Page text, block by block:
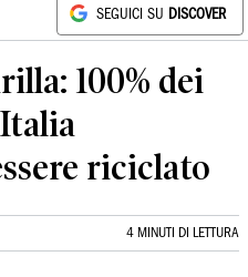
SEGUICI SU DISCOVER
100% dei
riciclato
4 MINUTI DI LETTURA